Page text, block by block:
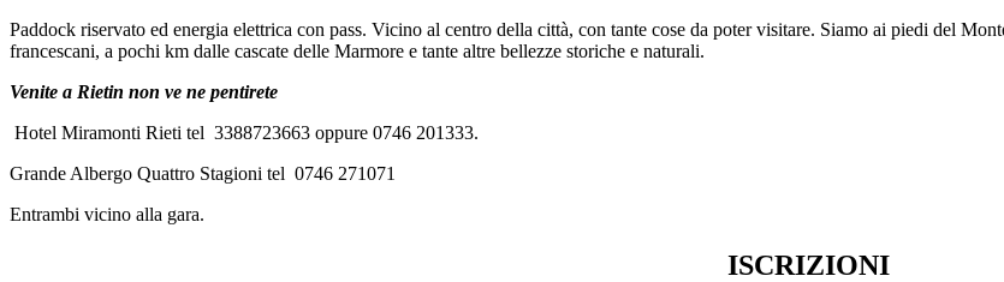
Paddock riservato ed energia elettrica con pass. Vicino al centro della città, con tante cose da poter visitare. Siamo ai piedi del
francescani, a pochi km dalle cascate delle Marmore e tante altre bellezze storiche e naturali.
Venite a Rietin non ve ne pentirete
Hotel Miramonti Rieti tel 3388723663 oppure 0746 201333.
Grande Albergo Quattro Stagioni tel 0746 271071
Entrambi vicino alla gara.
ISCRIZIONI